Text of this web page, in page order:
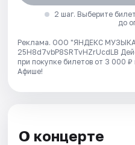
2 шаг. Выберите
до
Реклама. ООО "ЯНДЕКС
25H8d7vbP8SRTvHZrUcdLB
при покупке билетов от 3 000
Афише!
О концерте